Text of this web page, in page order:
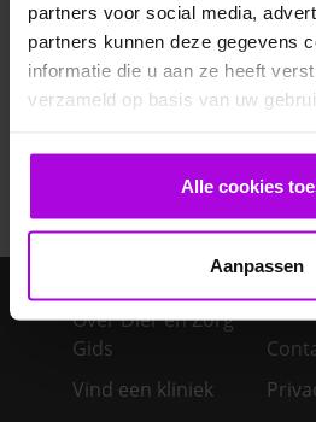
partners voor social media,
partners kunnen deze gegevens
informatie die u aan ze heeft
verzameld op basis van uw
Alle cookies
Aanpassen
Bloedonderzoek bij hond en
Je cavia verzorgen
Een konijn in huis – advies
Over Dier en Zorg
Gids
Vind een kliniek